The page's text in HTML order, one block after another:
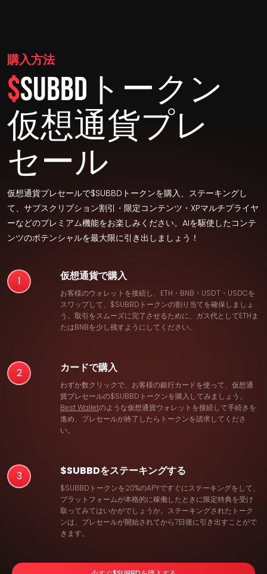
購入方法
$SUBBDトークン
仮想通貨プレ
セール
仮想通貨プレセールで$SUBBDトークンを購入、ステーキングし
て、サブスクリプション割引・限定コンテンツ・XPマルチプライヤ
ーなどのプレミアム機能をお楽しみください。AIを駆使したコンテ
ンツのポテンシャルを最大限に引き出しましょう！
1 仮想通貨で購入
お客様のウォレットを接続し、ETH・BNB・USDT・USDCを
スワップして、$SUBBDトークンの割り当てを確保しましょ
う。取引をスムーズに完了させるために、ガス代としてETHま
たはBNBを少し残すようにしてください。
2 カードで購入
わずか数クリックで、お客様の銀行カードを使って、仮想通
貨プレセールの$SUBBDトークンを購入してみましょう。
Best Walletのような仮想通貨ウォレットを接続して手続きを
進め、プレセールが終了したらトークンを請求してくださ
い。
3 $SUBBDをステーキングする
$SUBBDトークンを20%のAPYですぐにステーキングをして、
プラットフォームが本格的に稼働したときに限定特典を受け
取ってみてはいかがでしょうか。ステーキングされたトーク
ンは、プレセールが開始されてから7日後に引き出すことがで
きます。